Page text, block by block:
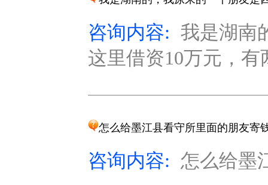
咨询内容: 我是湖南
这里借资10万元，
怎么给墨江县看守所里面的朋友寄
咨询内容: 怎么给墨